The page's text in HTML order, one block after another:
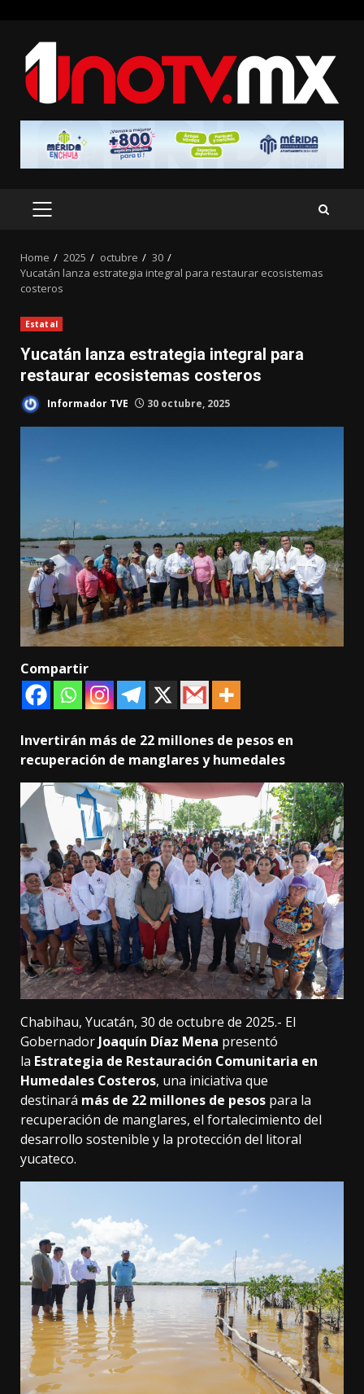
content
PRIMARY
Home 2025 octubre
30
Yucatán lanza estrategia integral para restaurar ecosistemas
costeros
Estatal
Yucatán lanza estrategia integral para
restaurar ecosistemas costeros
Informador TVE 30 octubre, 2025
Compartir
Invertirán más de 22 millones de pesos en
recuperación de manglares y humedales
Chabihau, Yucatán, 30 de octubre de 2025.- El
Gobernador Joaquín Díaz Mena presentó
la Estrategia de Restauración Comunitaria en
Humedales Costeros, una iniciativa que
destinará más de 22 millones de pesos para la
recuperación de manglares, el fortalecimiento del
desarrollo sostenible y la protección del litoral
yucateco.